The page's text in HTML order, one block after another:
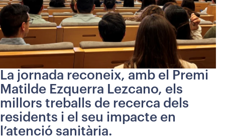
La jornada reconeix, amb el Premi
Matilde Ezquerra Lezcano, els
millors treballs de recerca dels
residents i el seu impacte en
l’atenció sanitària.